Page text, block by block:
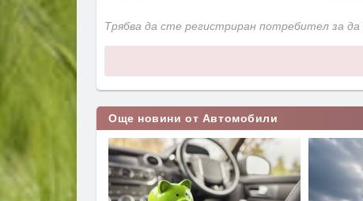
Трябва да сте регистриран потребител за
Още новини от Автомобили